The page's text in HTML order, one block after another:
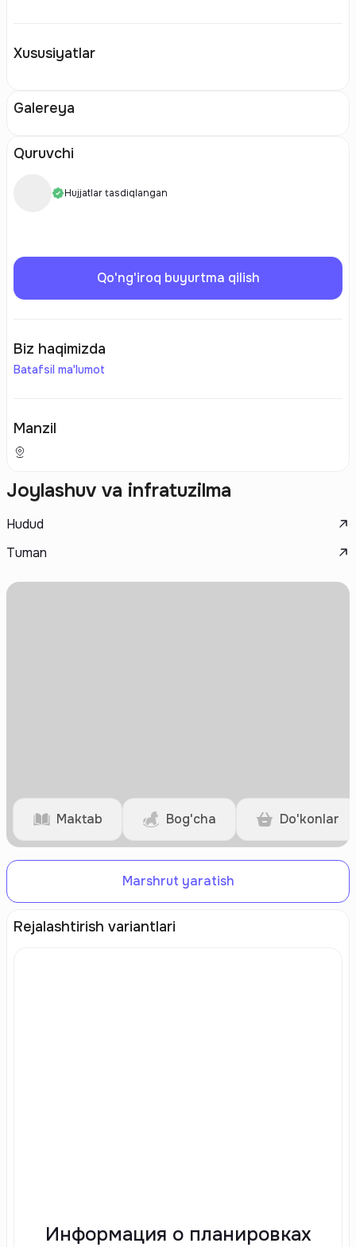
Xususiyatlar
Galereya
Quruvchi
Hujjatlar tasdiqlangan
Qo'ng'iroq buyurtma qilish
Biz haqimizda
Batafsil ma'lumot
Manzil
Joylashuv va infratuzilma
Hudud
Tuman
Maktab Bog'cha Do'konlar
Marshrut yaratish
Rejalashtirish variantlari
Информация о планировках